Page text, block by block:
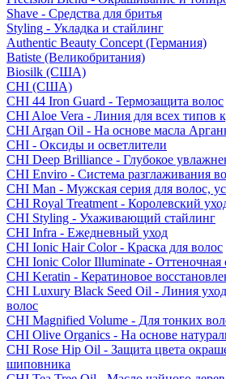
Shave - Средства для бритья
Styling - Укладка и стайлинг
Authentic Beauty Concept (Германия)
Batiste (Великобритания)
Biosilk (США)
CHI (США)
CHI 44 Iron Guard - Термозащита волос
CHI Aloe Vera - Линия для всех типов
CHI Argan Oil - На основе масла
CHI - Оксиды и осветлители
CHI Deep Brilliance - Глубокое
CHI Enviro - Система разглаживания
CHI Man - Мужская серия для волос,
CHI Royal Treatment - Королевский
CHI Styling - Ухаживающий стайлинг
CHI Infra - Ежедневный уход
CHI Ionic Hair Color - Краска для волос
CHI Ionic Color Illuminate - Оттеночная
CHI Keratin - Кератиновое
CHI Luxury Black Seed Oil - Линия
волос
CHI Magnified Volume - Для тонких
CHI Olive Organics - На основе
CHI Rose Hip Oil - Защита цвета
шиповника